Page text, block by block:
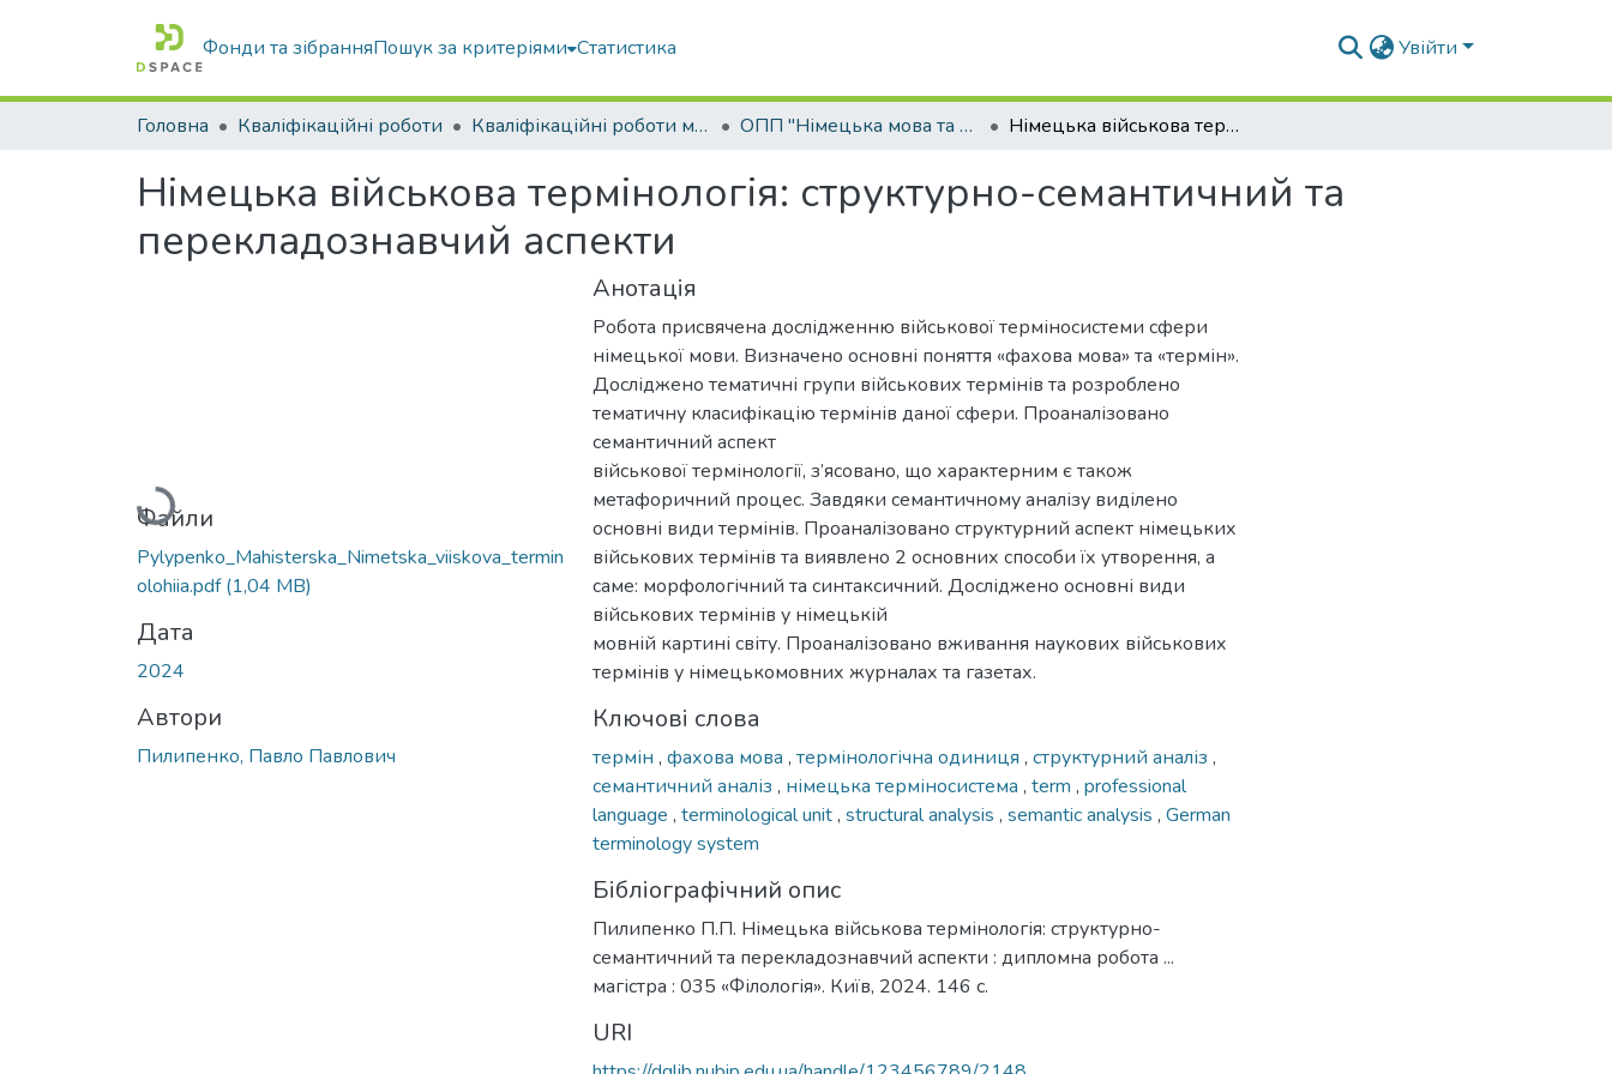
Фонди та зібранняПошук за критеріями Статистика Увійти
Головна Кваліфікаційні роботи Кваліфікаційні роботи магістрів ОПП "Німецька мова та друга іноземна мова" Німецька військова термінологія: структурно-семантичний та перекладознавчий аспекти
Німецька військова термінологія: структурно-семантичний та
перекладознавчий аспекти
Вантажиться...
Файли
Pylypenko_Mahisterska_Nimetska_viiskova_termin
olohiia.pdf(1,04 MB)
Дата
2024
Автори
Пилипенко, Павло Павлович
Анотація
Робота присвячена дослідженню військової терміносистеми сфери
німецької мови. Визначено основні поняття «фахова мова» та «термін».
Досліджено тематичні групи військових термінів та розроблено
тематичну класифікацію термінів даної сфери. Проаналізовано
семантичний аспект
військової термінології, з’ясовано, що характерним є також
метафоричний процес. Завдяки семантичному аналізу виділено
основні види термінів. Проаналізовано структурний аспект німецьких
військових термінів та виявлено 2 основних способи їх утворення, а
саме: морфологічний та синтаксичний. Досліджено основні види
військових термінів у німецькій
мовній картині світу. Проаналізовано вживання наукових військових
термінів у німецькомовних журналах та газетах.
Ключові слова
термін , фахова мова , термінологічна одиниця , структурний аналіз ,
семантичний аналіз , німецька терміносистема , term , professional
language , terminological unit, structural analysis , semantic analysis , German
terminology system
Бібліографічний опис
Пилипенко П.П. Німецька військова термінологія: структурно-
семантичний та перекладознавчий аспекти : дипломна робота ...
магістра : 035 «Філологія». Київ, 2024. 146 с.
URI